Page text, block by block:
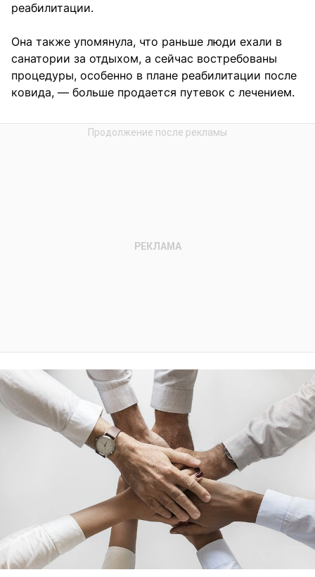
реабилитации.
Она также упомянула, что раньше люди ехали в
санатории за отдыхом, а сейчас востребованы
процедуры, особенно в плане реабилитации после
ковида, — больше продается путевок с лечением.